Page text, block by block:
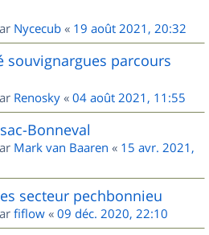
Nycecub « 19 août 2021, 20:32
souvignargues parcours
Renosky « 04 août 2021, 11:55
Bonneval
Mark van Baaren « 15 avr. 2021,
secteur pechbonnieu
fiflow « 09 déc. 2020, 22:10